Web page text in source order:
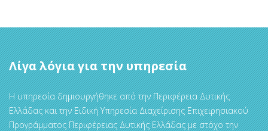
Λίγα λόγια για την υπηρεσία
Η υπηρεσία δημιουργήθηκε από την Περιφέρεια Δυτικής
Ελλάδας και την Ειδική Υπηρεσία Διαχείρισης Επιχειρησιακού
Προγράμματος Περιφέρειας Δυτικής Ελλάδας με στόχο την